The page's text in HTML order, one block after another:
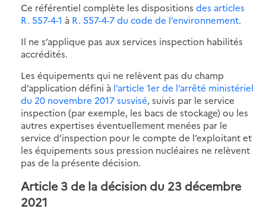
Ce référentiel complète les dispositions des articles
R. 557-4-1 à R. 557-4-7 du code de l’environnement.
Il ne s’applique pas aux services inspection habilités
accrédités.
Les équipements qui ne relèvent pas du champ
d’application défini à l’article 1er de l’arrêté ministériel
du 20 novembre 2017 susvisé, suivis par le service
inspection (par exemple, les bacs de stockage) ou les
autres expertises éventuellement menées par le
service d’inspection pour le compte de l’exploitant et
les équipements sous pression nucléaires ne relèvent
pas de la présente décision.
Article 3 de la décision du 23 décembre
2021